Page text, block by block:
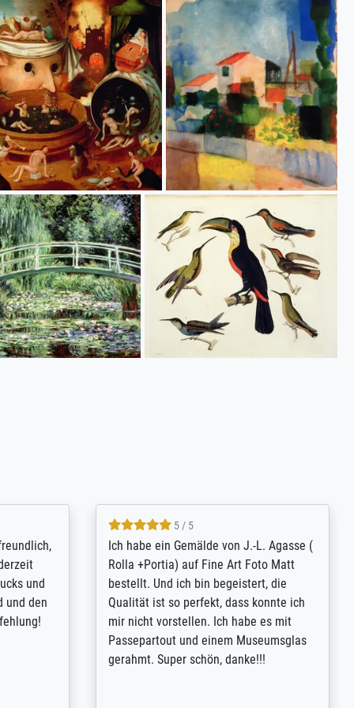
is
go-to
on -
4.8 / 5
Qualité absolument irréprochable.
Extraordinaire diversité des thèmes
abordés et personnalisation des
demandes (recadrage, réajustement des
couleurs). Relation clientèle parfaite.
Transport, réception sans aucun
problème. Merci à toute l'équipe ! Hervé